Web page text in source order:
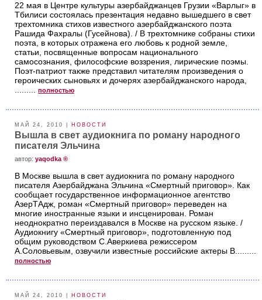
22 мая в Центре культуры азербайджанцев Грузии «Варлыг» в
Тбилиси состоялась презентация недавно вышедшего в свет
трехтомника стихов известного азербайджанского поэта
Рашида Фахралы (Гусейнова). / В трехтомнике собраны стихи
поэта, в которых отражена его любовь к родной земле,
статьи, посвященные вопросам национального
самосознания, философские воззрения, лирические поэмы.
Поэт-патриот также представил читателям произведения о
героических сыновьях и дочерях азербайджанского народа,
......... полностью
МАЙ 24, 2010 | НОВОСТИ
Вышла в свет аудиокнига по роману народного
писателя Эльчина
aвтор: yaqodka ®
В Москве вышла в свет аудиокнига по роману народного
писателя Азербайджана Эльчина «Смертный приговор». Как
сообщает государственное информационное агентство
АзерТАдж, роман «Смертный приговор» переведен на
многие иностранные языки и инсценирован. Роман
неоднократно переиздавался в Москве на русском языке. /
Аудиокнигу «Смертный приговор», подготовленную под
общим руководством С.Аверкиева режиссером
А.Соловьевым, озвучили известные российские актеры В.........
полностью
МАЙ 24, 2010 | НОВОСТИ